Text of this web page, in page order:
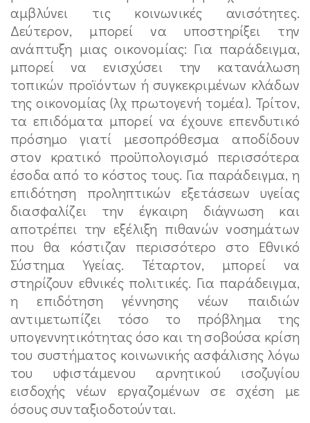
αμβλύνει τις κοινωνικές ανισότητες.
Δεύτερον, μπορεί να υποστηρίξει την
ανάπτυξη μιας οικονομίας: Για παράδειγμα,
μπορεί να ενισχύσει την κατανάλωση
τοπικών προϊόντων ή συγκεκριμένων κλάδων
της οικονομίας (λχ πρωτογενή τομέα). Τρίτον,
τα επιδόματα μπορεί να έχουνε επενδυτικό
πρόσημο γιατί μεσοπρόθεσμα αποδίδουν
στον κρατικό προϋπολογισμό περισσότερα
έσοδα από το κόστος τους. Για παράδειγμα, η
επιδότηση προληπτικών εξετάσεων υγείας
διασφαλίζει την έγκαιρη διάγνωση και
αποτρέπει την εξέλιξη πιθανών νοσημάτων
που θα κόστιζαν περισσότερο στο Εθνικό
Σύστημα Υγείας. Τέταρτον, μπορεί να
στηρίζουν εθνικές πολιτικές. Για παράδειγμα,
η επιδότηση γέννησης νέων παιδιών
αντιμετωπίζει τόσο το πρόβλημα της
υπογεννητικότητας όσο και τη σοβούσα κρίση
του συστήματος κοινωνικής ασφάλισης λόγω
του υφιστάμενου αρνητικού ισοζυγίου
εισδοχής νέων εργαζομένων σε σχέση με
όσους συνταξιοδοτούνται.